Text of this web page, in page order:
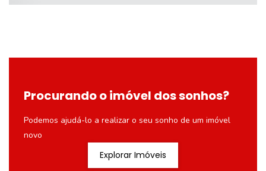
Procurando o imóvel dos sonhos?
Podemos ajudá-lo a realizar o seu sonho de um imóvel
novo
Explorar Imóveis